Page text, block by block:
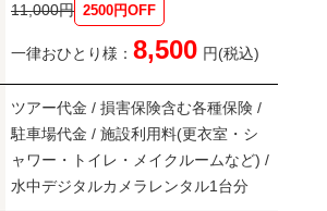
11,000円 2500円OFF
一律おひとり様： 8,500 円(税込)
ツアー代金 / 損害保険含む各種保険 /
駐車場代金 / 施設利用料(更衣室・シ
ャワー・トイレ・メイクルームなど) /
水中デジタルカメラレンタル1台分